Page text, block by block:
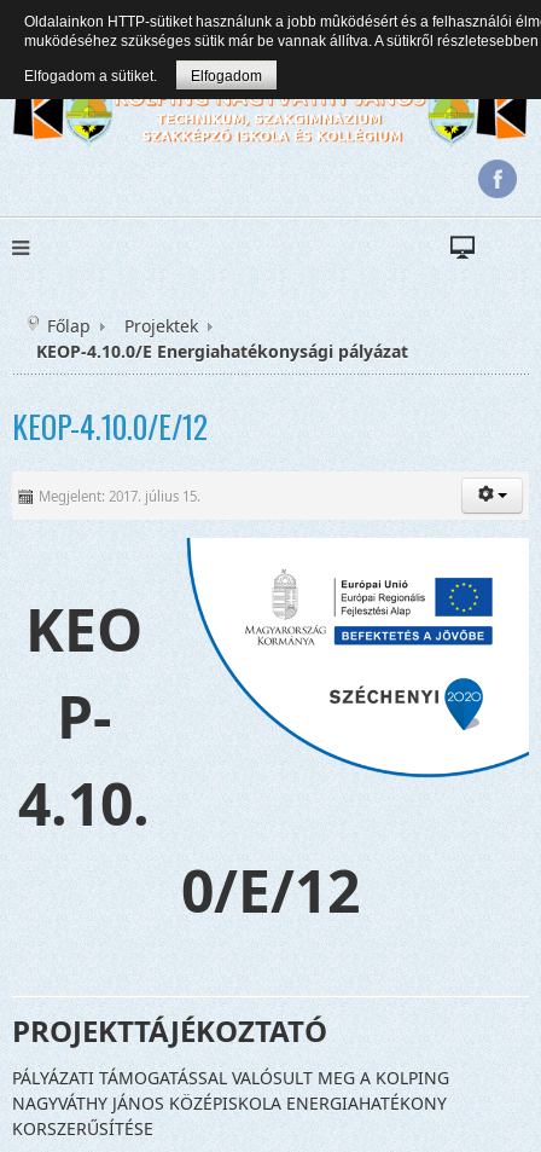
+36(82) 471 353 kolping.nagyvathy.titkarsag@gmail.com
Főlap
Projektek
KEOP-4.10.0/E Energiahatékonysági pályázat
KEOP-4.10.0/E/12
Megjelent: 2017. július 15.
KEO
P-
4.10.
0/E/12
PROJEKTTÁJÉKOZTATÓ
PÁLYÁZATI TÁMOGATÁSSAL VALÓSULT MEG A KOLPING
NAGYVÁTHY JÁNOS KÖZÉPISKOLA ENERGIAHATÉKONY
KORSZERŰSÍTÉSE
Oldalainkon HTTP-sütiket használunk a jobb mûködésért és a felhasználói
muködéséhez szükséges sütik már be vannak állítva. A sütikről
Elfogadom a sütiket. Elfogadom